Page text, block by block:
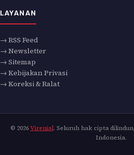
LAYANAN
→ RSS Feed
→ Newsletter
→ Sitemap
→ Kebijakan Privasi
→ Koreksi & Ralat
© 2026Virenial. Seluruh hak cipta
Indonesia.